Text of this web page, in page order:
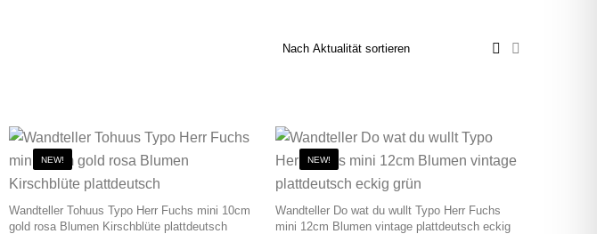
NEW!
Wandteller Tohuus Typo Herr Fuchs mini 10cm
gold rosa Blumen Kirschblüte plattdeutsch
NEW!
Wandteller Do wat du wullt Typo Herr Fuchs
mini 12cm Blumen vintage plattdeutsch eckig